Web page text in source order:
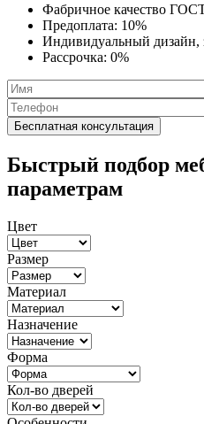
Фабричное качество
Предоплата: 10%
Индивидуальный дизайн,
Рассрочка: 0%
Быстрый подбор
параметрам
Цвет
Размер
Материал
Назначение
Форма
Кол-во дверей